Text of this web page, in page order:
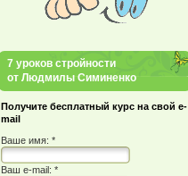
7 уроков стройности
от Людмилы Симиненко
Получите бесплатный курс на свой e-
mail
Ваше имя: *
Ваш е-mail: *